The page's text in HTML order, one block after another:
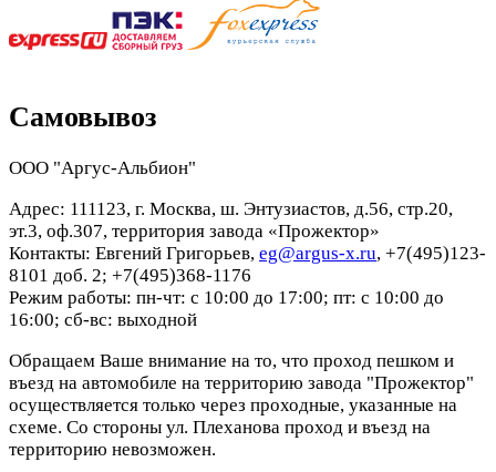
Самовывоз
ООО "Аргус-Альбион"
Адрес: 111123, г. Москва, ш. Энтузиастов, д.56, стр.20,
эт.3, оф.307, территория завода «Прожектор»
Контакты: Евгений Григорьев, eg@argus-x.ru, +7(495)123-
8101 доб. 2; +7(495)368-1176
Режим работы: пн-чт: с 10:00 до 17:00; пт: с 10:00 до
16:00; сб-вс: выходной
Обращаем Ваше внимание на то, что проход пешком и
въезд на автомобиле на территорию завода "Прожектор"
осуществляется только через проходные, указанные на
схеме. Со стороны ул. Плеханова проход и въезд на
территорию невозможен.